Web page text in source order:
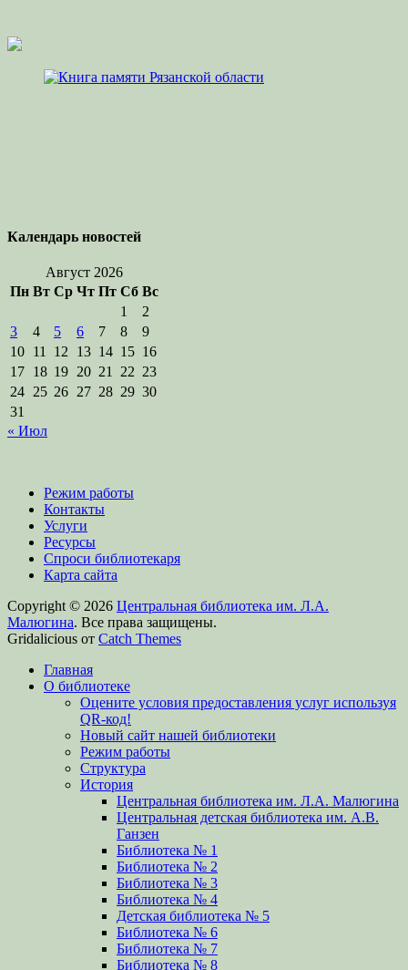
Календарь новостей
Август 2026
Пн Вт Ср Чт Пт Сб Вс
1
2
3
4 5 6 7 8
9
10 11 12 13 14 15 16
17 18 19 20 21 22 23
24 25 26 27 28 29 30
31
« Июл
Режим работы
Контакты
Услуги
Ресурсы
Спроси библиотекаря
Карта сайта
Copyright © 2026 Центральная библиотека им. Л.А.
Малюгина. Все права защищены.
Gridalicious от Catch Themes
вверх
Главная
О библиотеке
Оцените условия предоставления услуг используя
QR-код!
Новый сайт нашей библиотеки
Режим работы
Структура
История
Центральная библиотека им. Л.А. Малюгина
Центральная детская библиотека им. А.В.
Ганзен
Библиотека № 1
Библиотека № 2
Библиотека № 3
Библиотека № 4
Детская библиотека № 5
Библиотека № 6
Библиотека № 7
Библиотека № 8